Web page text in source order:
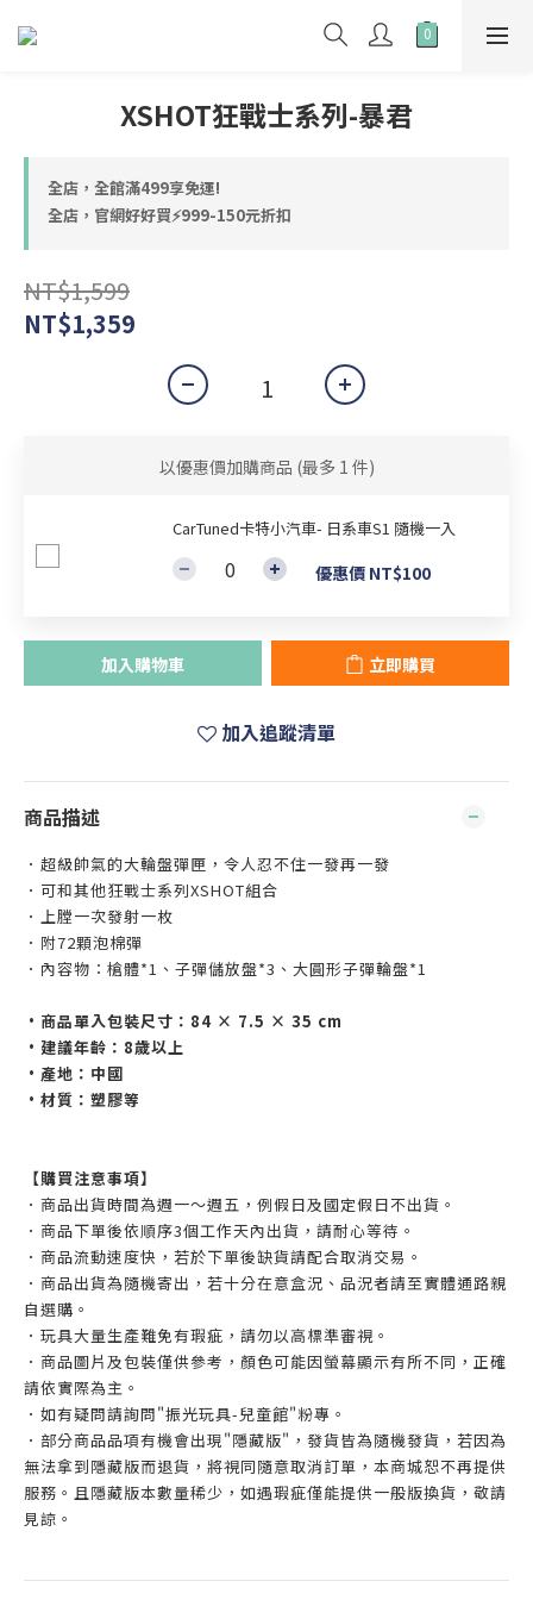
XSHOT狂戰士系列-暴君
全店，全館滿499享免運!
全店，官網好好買⚡999-150元折扣
NT$1,599
NT$1,359
以優惠價加購商品 (最多 1 件)
CarTuned卡特小汽車- 日系車S1 隨機一入
優惠價 NT$100
加入購物車 立即購買
加入追蹤清單
商品描述
．超級帥氣的大輪盤彈匣，令人忍不住一發再一發
．可和其他狂戰士系列XSHOT組合
．上膛一次發射一枚
．附72顆泡棉彈
．內容物：槍體*1、子彈儲放盤*3、大圓形子彈輪盤*1
•商品單入包裝尺寸：84 × 7.5 × 35 cm
•建議年齡：8歲以上
•產地：中國
•材質：塑膠等
【購買注意事項】
．商品出貨時間為週一～週五，例假日及國定假日不出貨。
．商品下單後依順序3個工作天內出貨，請耐心等待。
．商品流動速度快，若於下單後缺貨請配合取消交易。
．商品出貨為隨機寄出，若十分在意盒況、品況者請至實體通路親
自選購。
．玩具大量生產難免有瑕疵，請勿以高標準審視。
．商品圖片及包裝僅供參考，顏色可能因螢幕顯示有所不同，正確
請依實際為主。
．如有疑問請詢問"振光玩具-兒童館"粉專。
．部分商品品項有機會出現"隱藏版"，發貨皆為隨機發貨，若因為
無法拿到隱藏版而退貨，將視同隨意取消訂單，本商城恕不再提供
服務。且隱藏版本數量稀少，如遇瑕疵僅能提供一般版換貨，敬請
見諒。